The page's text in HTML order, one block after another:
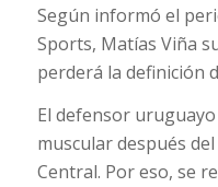
Según informó el
Sports, Matías Viña
perderá la definición
El defensor
muscular después
Central. Por eso, se